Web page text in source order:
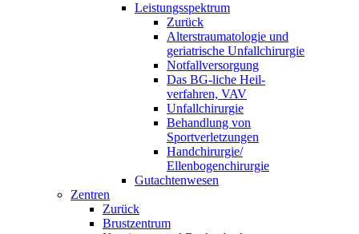
Leistungsspektrum
Zurück
Alterstraumatologie und
geriatrische Unfallchirurgie
Notfallversorgung
Das BG-liche Heil-
verfahren, VAV
Unfallchirurgie
Behandlung von
Sportverletzungen
Handchirurgie/
Ellenbogenchirurgie
Gutachtenwesen
Zentren
Zurück
Brustzentrum